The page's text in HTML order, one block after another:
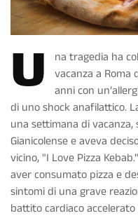
U na tragedia ha
vacanza a Roma
anni con un’
di uno shock anafilattico.
una settimana di
Gianicolense e aveva
vicino,"I Love Pizza Kebab."
aver consumato pizza e
sintomi di una grave
battito cardiaco